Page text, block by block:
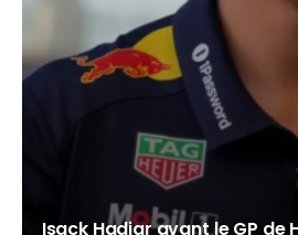
Isack Hadjar avant le GP de